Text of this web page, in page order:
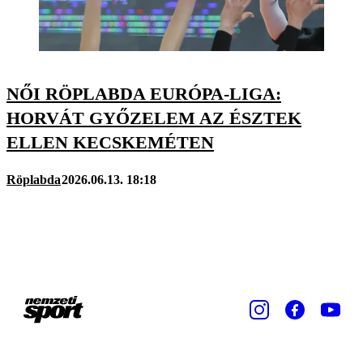
NŐI RÖPLABDA EURÓPA-LIGA:
HORVÁT GYŐZELEM AZ ÉSZTEK
ELLEN KECSKEMÉTEN
Röplabda2026.06.13. 18:18